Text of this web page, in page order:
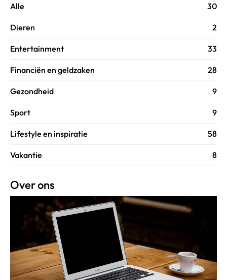
Alle 30
Dieren 2
Entertainment 33
Financiën en geldzaken 28
Gezondheid 9
Sport 9
Lifestyle en inspiratie 58
Vakantie 8
Over ons